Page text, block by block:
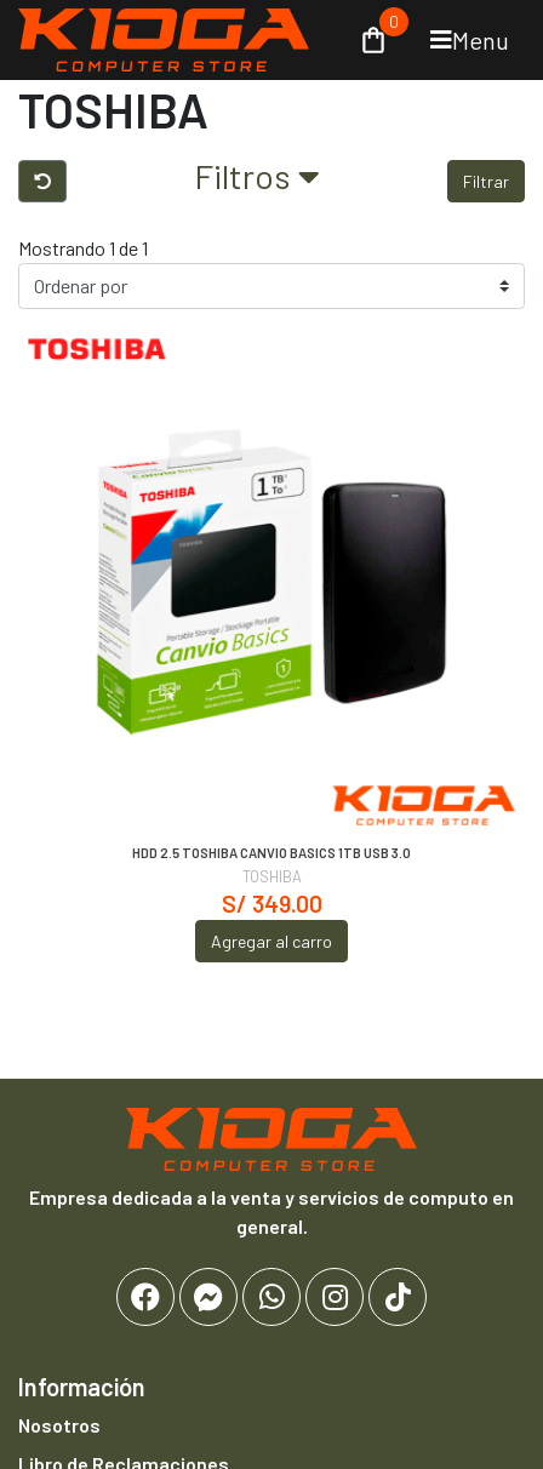
Menu
0
TOSHIBA
Filtros Filtrar
Mostrando 1 de 1
HDD 2.5 TOSHIBA CANVIO BASICS 1TB USB 3.0
TOSHIBA
S/ 349.00
Agregar al carro
Empresa dedicada a la venta y servicios de computo en
general.
Información
Nosotros
Libro de Reclamaciones